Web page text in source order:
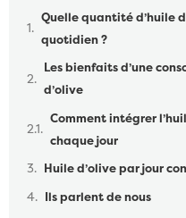
Quelle quantité d’huile
quotidien ?
Les bienfaits d’une
d’olive
Comment intégrer
chaque jour
Huile d’olive par jour
Ils parlent de nous